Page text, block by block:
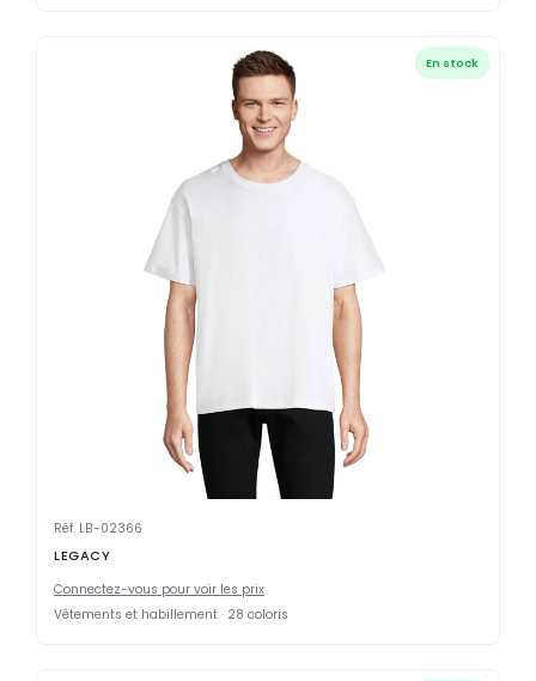
En stock
Réf. LB-02366
LEGACY
Connectez-vous pour voir les prix
Vêtements et habillement · 28 coloris